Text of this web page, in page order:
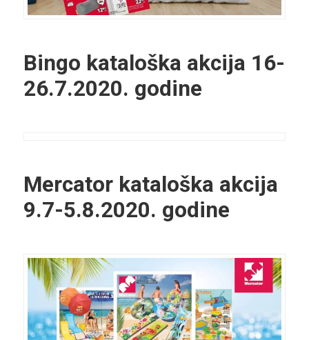
Bingo kataloška akcija 16-
26.7.2020. godine
Mercator kataloška akcija
9.7-5.8.2020. godine